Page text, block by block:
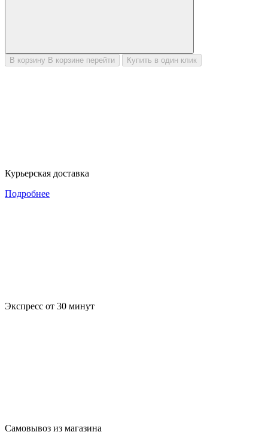
В корзину В корзине перейти Купить в один клик
Курьерская доставка
Подробнее
Экспресс от 30 минут
Самовывоз из магазина